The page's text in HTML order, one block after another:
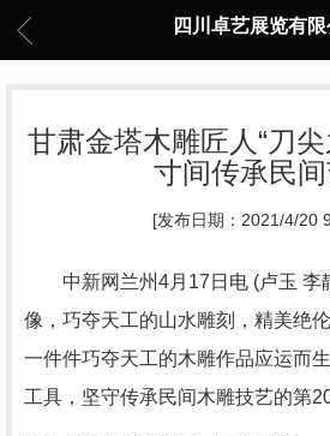
四川卓艺展览有限
甘肃金塔木雕匠人“刀
寸间传承民
[发布日期：2021/4/20
中新网兰州4月17日电 (卢玉 李
像，巧夺天工的山水雕刻，精美绝
一件件巧夺天工的木雕作品应运而
工具，坚守传承民间木雕技艺的第